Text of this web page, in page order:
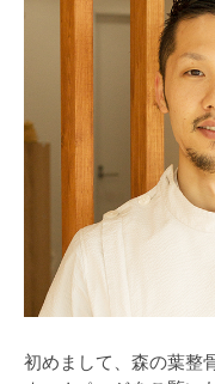
初めまして、森の葉整